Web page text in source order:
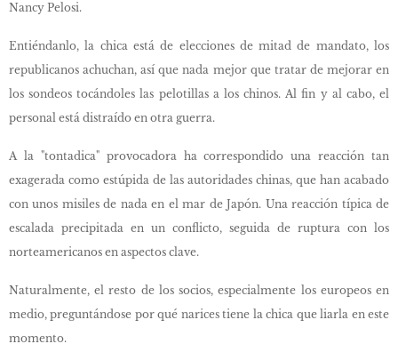
Nancy Pelosi.
Entiéndanlo, la chica está de elecciones de mitad de mandato, los
republicanos achuchan, así que nada mejor que tratar de mejorar en
los sondeos tocándoles las pelotillas a los chinos. Al fin y al cabo, el
personal está distraído en otra guerra.
A la "tontadica" provocadora ha correspondido una reacción tan
exagerada como estúpida de las autoridades chinas, que han acabado
con unos misiles de nada en el mar de Japón. Una reacción típica de
escalada precipitada en un conflicto, seguida de ruptura con los
norteamericanos en aspectos clave.
Naturalmente, el resto de los socios, especialmente los europeos en
medio, preguntándose por qué narices tiene la chica que liarla en este
momento.